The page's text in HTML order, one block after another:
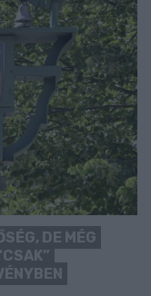
DE MÉG